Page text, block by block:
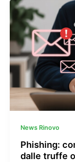
News Rinovo
Phishing:
dalle truffe